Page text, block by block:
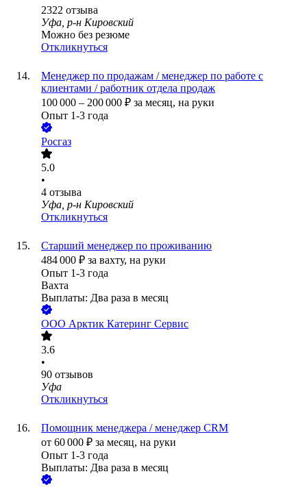
2322 отзыва
Уфа, р-н Кировский
Можно без резюме
Откликнуться
Менеджер по продажам / менеджер по работе с
клиентами / работник отдела продаж
100 000 – 200 000 ₽ за месяц, на руки
Опыт 1-3 года
Росгаз
5.0
•
4 отзыва
Уфа, р-н Кировский
Откликнуться
Старший менеджер по проживанию
484 000 ₽ за вахту, на руки
Опыт 1-3 года
Вахта
Выплаты: Два раза в месяц
ООО Арктик Катеринг Сервис
3.6
•
90 отзывов
Уфа
Откликнуться
Помощник менеджера / менеджер CRM
от 60 000 ₽ за месяц, на руки
Опыт 1-3 года
Выплаты: Два раза в месяц